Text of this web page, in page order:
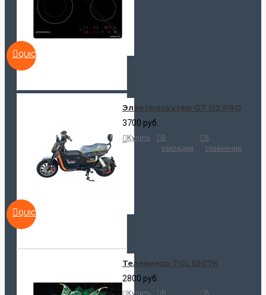
QUICKVIEW
QUICKVIEW
Электроскутер GT U2 PRO
3700 руб.
Купить
В
закладки
В
сравнение
Телевизор TCL 55C7K
2800 руб.
Купить
В
В